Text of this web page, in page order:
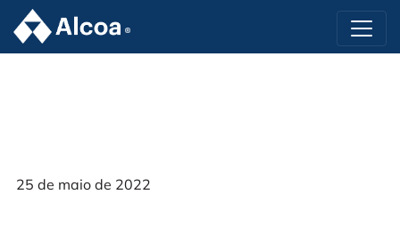
25 de maio de 2022